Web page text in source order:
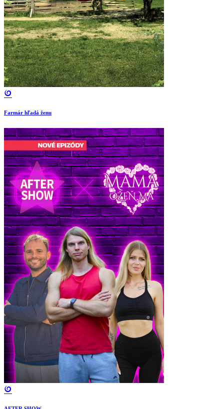
Farmár hľadá ženu